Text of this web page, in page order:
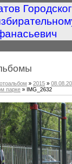
» 2015 »
парке » IMG_2632